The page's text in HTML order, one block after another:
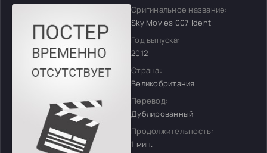
Оригинальное название:
Sky Movies 007 Ident
Год выпуска:
2012
Страна:
Великобритания
Перевод:
Дублированный
Продолжительность:
1 мин.